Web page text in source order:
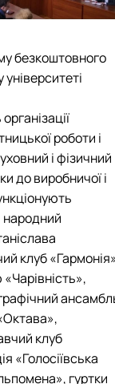
безкоштовного
організації
роботи і
і фізичний
до виробничої і
народний
клуб
клуб
«Голосіївська
гуртки